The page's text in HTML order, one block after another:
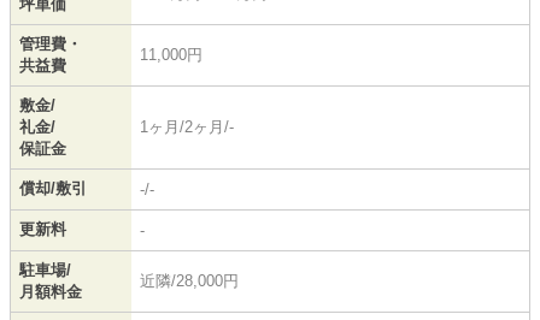
坪単価
管理費・
共益費
11,000円
敷金/
礼金/
保証金
1ヶ月/2ヶ月/-
償却/敷引 -/-
更新料 -
駐車場/
月額料金
近隣/28,000円